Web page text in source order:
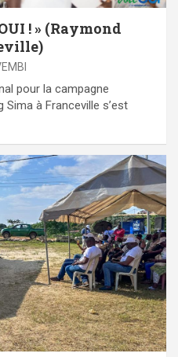
! » (Raymond
pour la campagne
à Franceville s’est